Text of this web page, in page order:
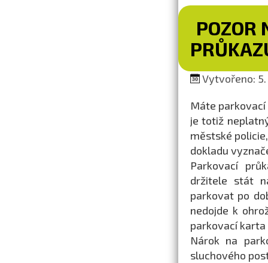
POZOR
Vytvořeno: 5.
Máte
je totiž
městské
dokladu
Parkovací
držitele stát
parkovat po
nedojde k
parkovací karta
Nárok na
sluchového